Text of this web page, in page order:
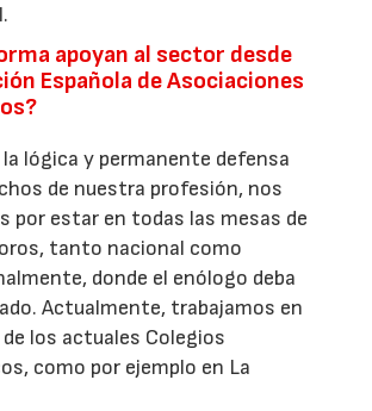
apoyan al sector desde
Española de Asociaciones
la lógica y permanente defensa
de nuestra profesión, nos
por estar en todas las mesas de
tanto nacional como
donde el enólogo deba
Actualmente, trabajamos en
los actuales Colegios
como por ejemplo en La